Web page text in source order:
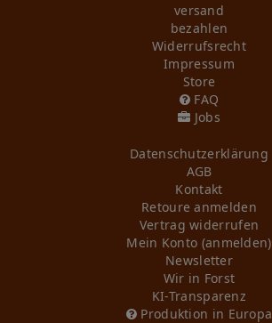
versand
bezahlen
Widerrufs­recht
Impressum
Store
FAQ
Jobs
Daten­schutz­erklärung
AGB
Kontakt
Retoure anmelden
Vertrag widerrufen
Mein Konto (anmelden)
Newsletter
Wir in Forst
KI-Transparenz
Produktion in Europa